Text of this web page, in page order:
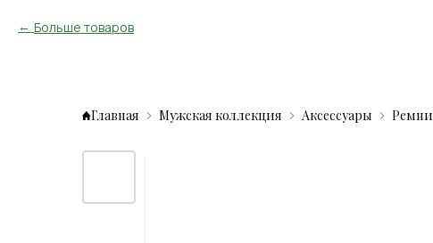
Больше товаров
Главная Мужская коллекция Аксессуары Ремни